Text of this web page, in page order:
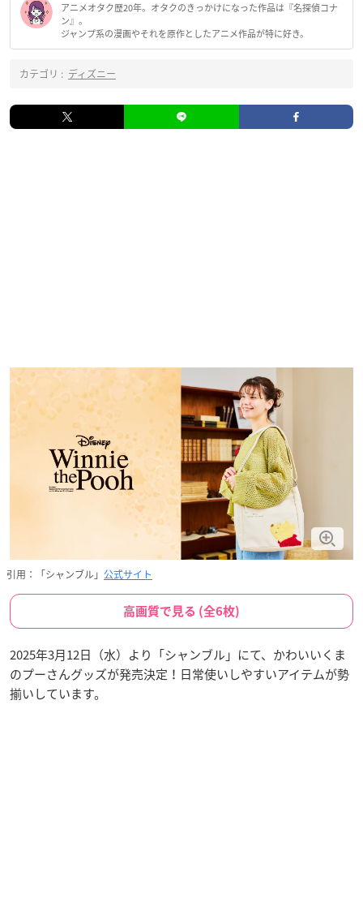
アニメオタク歴20年。オタクのきっかけになった作品は『名探偵コナ
ン』。
ジャンプ系の漫画やそれを原作としたアニメ作品が特に好き。
カテゴリ : ディズニー
引用：「シャンブル」 公式サイト
高画質で見る (全6枚)
2025年3月12日（水）より「シャンブル」にて、かわいいくま
のプーさんグッズが発売決定！日常使いしやすいアイテムが勢
揃いしています。